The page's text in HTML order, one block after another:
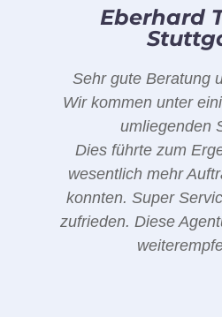
Eberhard
Sehr gute Beratung
Wir kommen unter
umliegenden
Dies führte zum
wesentlich mehr
konnten. Super
zufrieden. Diese